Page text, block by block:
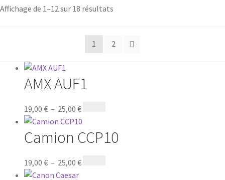
Affichage de 1–12 sur 18 résultats
1 2
AMX AUF1
19,00 € – 25,00 €
Camion CCP10
19,00 € – 25,00 €